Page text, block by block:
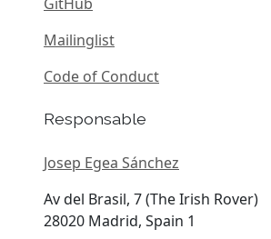
Mailinglist
Code of Conduct
Responsable
Josep Egea Sánchez
Av del Brasil, 7 (The Irish Rover)
28020 Madrid, Spain 1